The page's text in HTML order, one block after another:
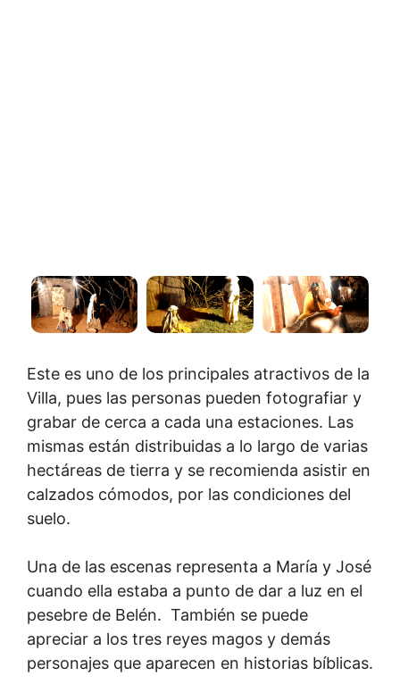
Este es uno de los principales atractivos de la
Villa, pues las personas pueden fotografiar y
grabar de cerca a cada una estaciones. Las
mismas están distribuidas a lo largo de varias
hectáreas de tierra y se recomienda asistir en
calzados cómodos, por las condiciones del
suelo.
Una de las escenas representa a María y José
cuando ella estaba a punto de dar a luz en el
pesebre de Belén. También se puede
apreciar a los tres reyes magos y demás
personajes que aparecen en historias bíblicas.